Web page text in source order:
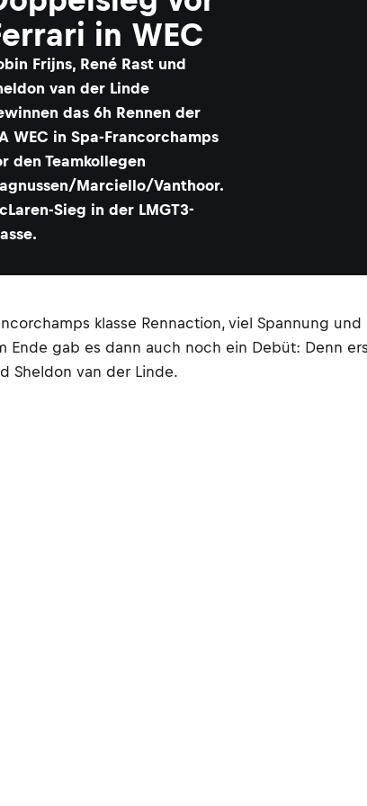
in WEC
Frijns, René Rast und
van der Linde
das 6h Rennen der
WEC in Spa-Francorchamps
den Teamkollegen
Marciello/Vanthoor.
Sieg in der LMGT3-
klasse Rennaction, viel Spannung
gab es dann auch noch ein Debüt: Denn
Sheldon van der Linde.